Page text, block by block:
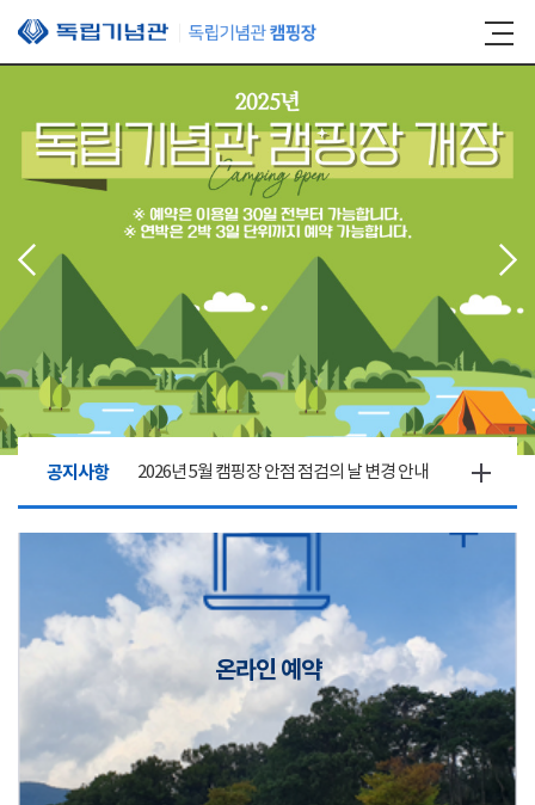
본문 바로가기
공지사항 2026년 5월 캠핑장 안점 점검의 날 변경 안내
캠핑장(9월1일~6일) 미운영 공지
2026년 5월 캠핑장 안점 점검의 날 변경 안내
캠핑장(9월1일~6일) 미운영 공지
온라인 예약